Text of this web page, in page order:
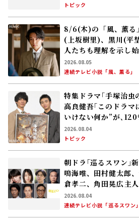
トピック
8/6(木)の「風、薫る
(上坂樹里)、黒川(平
人たちも理解を示し
山加恋)の容体はなか
2026.08.05
連続テレビ小説「風、薫る」
特集ドラマ｢手塚治
高良健吾｢このドラマ
いけない何か”が､120
2026.08.04
トピック
朝ドラ｢巡るスワン｣
鳴海唯、田村健太郎
倉孝二、角田晃広――
交流する警察署の人
2026.08.04
連続テレビ小説「巡るスワン」